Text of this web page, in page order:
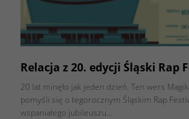
Relacja z 20. edycji Śląski Rap
20 lat minęło jak jeden dzień. Ten wers
pomyśli się o tegorocznym Śląskim Rap
wspaniałego jubileuszu…